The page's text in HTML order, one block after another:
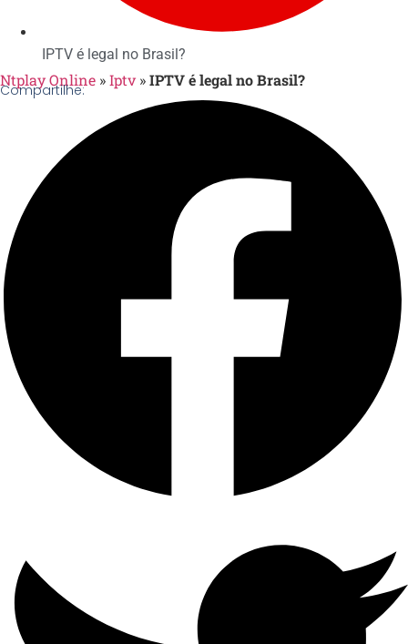
IPTV é legal no Brasil?
Ntplay Online »Iptv »IPTV é legal no Brasil?
Compartilhe: